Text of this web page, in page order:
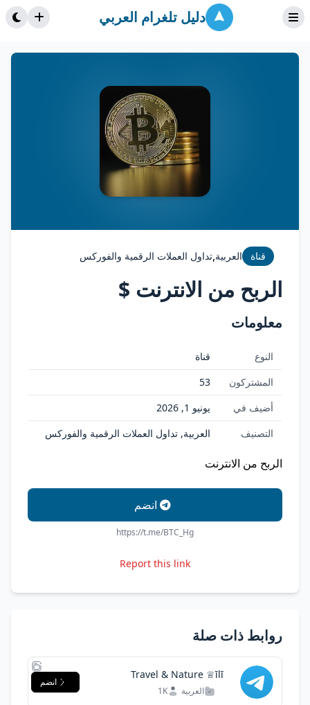
دليل تلغرام العربي
قناة العربية,تداول العملات الرقمية والفوركس
الربح من الانترنت $
معلومات
النوع
قناة
المشتركون
53
أضيف في
يونيو 1, 2026
التصنيف
العربية, تداول العملات الرقمية والفوركس
الربح من الانترنت
انضم
https://t.me/BTC_Hg
Report this link
روابط ذات صلة
Travel & Nature ♕īlī
العربية 1K
انضم